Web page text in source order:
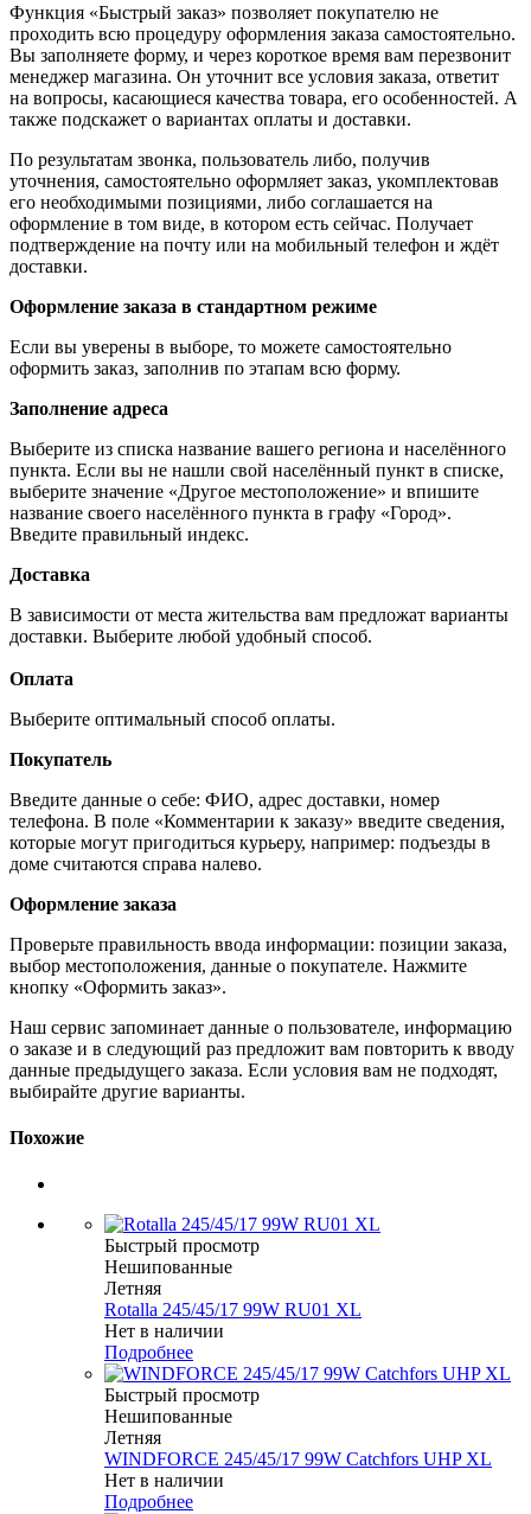
Функция «Быстрый заказ» позволяет покупателю не
проходить всю процедуру оформления заказа самостоятельно.
Вы заполняете форму, и через короткое время вам перезвонит
менеджер магазина. Он уточнит все условия заказа, ответит
на вопросы, касающиеся качества товара, его особенностей. А
также подскажет о вариантах оплаты и доставки.
По результатам звонка, пользователь либо, получив
уточнения, самостоятельно оформляет заказ, укомплектовав
его необходимыми позициями, либо соглашается на
оформление в том виде, в котором есть сейчас. Получает
подтверждение на почту или на мобильный телефон и ждёт
доставки.
Оформление заказа в стандартном режиме
Если вы уверены в выборе, то можете самостоятельно
оформить заказ, заполнив по этапам всю форму.
Заполнение адреса
Выберите из списка название вашего региона и населённого
пункта. Если вы не нашли свой населённый пункт в списке,
выберите значение «Другое местоположение» и впишите
название своего населённого пункта в графу «Город».
Введите правильный индекс.
Доставка
В зависимости от места жительства вам предложат варианты
доставки. Выберите любой удобный способ.
Оплата
Выберите оптимальный способ оплаты.
Покупатель
Введите данные о себе: ФИО, адрес доставки, номер
телефона. В поле «Комментарии к заказу» введите сведения,
которые могут пригодиться курьеру, например: подъезды в
доме считаются справа налево.
Оформление заказа
Проверьте правильность ввода информации: позиции заказа,
выбор местоположения, данные о покупателе. Нажмите
кнопку «Оформить заказ».
Наш сервис запоминает данные о пользователе, информацию
о заказе и в следующий раз предложит вам повторить к вводу
данные предыдущего заказа. Если условия вам не подходят,
выбирайте другие варианты.
Похожие
Быстрый просмотр
Нешипованные
Летняя
Rotalla 245/45/17 99W RU01 XL
Нет в наличии
Подробнее
Быстрый просмотр
Нешипованные
Летняя
WINDFORCE 245/45/17 99W Catchfors UHP XL
Нет в наличии
Подробнее